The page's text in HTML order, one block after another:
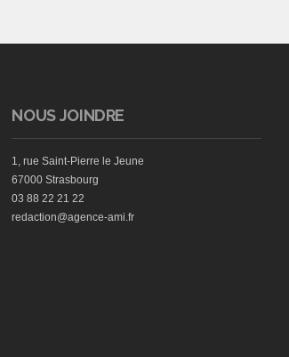
NOUS JOINDRE
1, rue Saint-Pierre le Jeune
67000 Strasbourg
03 88 22 21 22
redaction@agence-ami.fr